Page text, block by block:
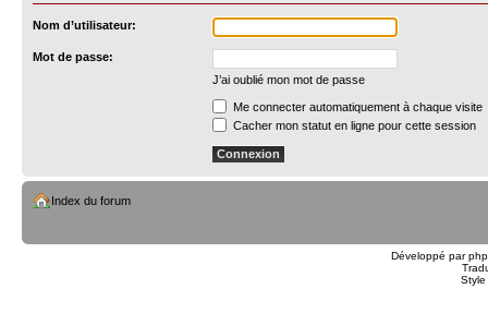
Nom d’utilisateur:
Mot de passe:
J’ai oublié mon mot de passe
Me connecter automatiquement à chaque visite
Cacher mon statut en ligne pour cette session
Index du forum
Développé par
Style